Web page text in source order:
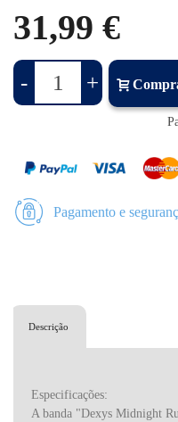
31,99 €
- +
Pagamento e
Descrição
Especificações:
A banda "Dexys Midnight